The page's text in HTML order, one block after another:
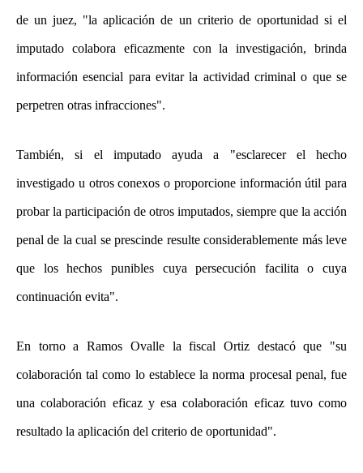
de un juez, "la aplicación de un criterio de oportunidad si el
imputado colabora eficazmente con la investigación, brinda
información esencial para evitar la actividad criminal o que se
perpetren otras infracciones".
También, si el imputado ayuda a "esclarecer el hecho
investigado u otros conexos o proporcione información útil para
probar la participación de otros imputados, siempre que la acción
penal de la cual se prescinde resulte considerablemente más leve
que los hechos punibles cuya persecución facilita o cuya
continuación evita".
En torno a Ramos Ovalle la fiscal Ortiz destacó que "su
colaboración tal como lo establece la norma procesal penal, fue
una colaboración eficaz y esa colaboración eficaz tuvo como
resultado la aplicación del criterio de oportunidad".